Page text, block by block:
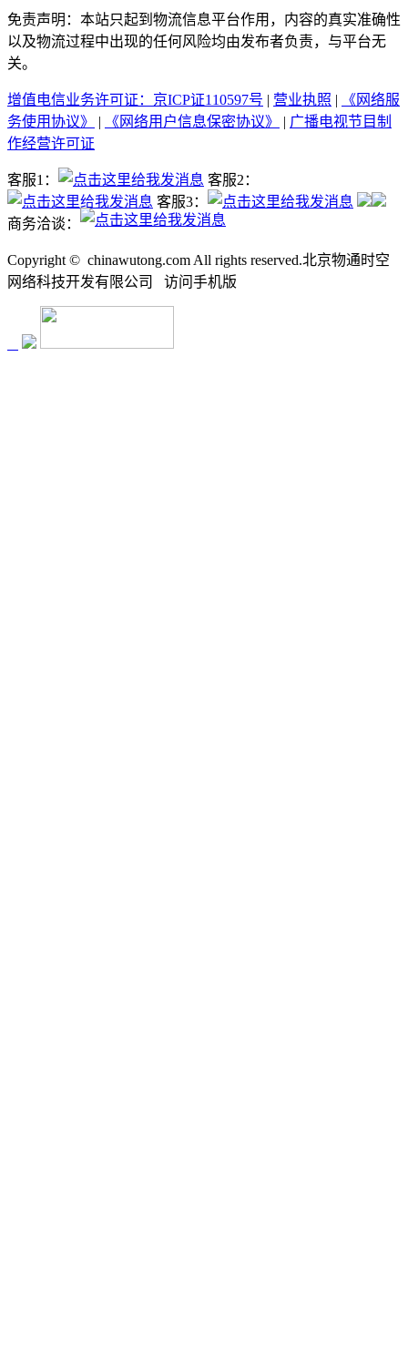
免责声明：本站只起到物流信息平台作用，内容的真实准确性
以及物流过程中出现的任何风险均由发布者负责，与平台无
关。
增值电信业务许可证：京ICP证110597号 | 营业执照 |
《网络服
务使用协议》
| 《网络用户信息保密协议》 | 广播电视节目制
作经营许可证
客服1：
客服2：
客服3：
商务洽谈：
Copyright © chinawutong.com All rights reserved.北京物通时空
网络科技开发有限公司
访问手机版